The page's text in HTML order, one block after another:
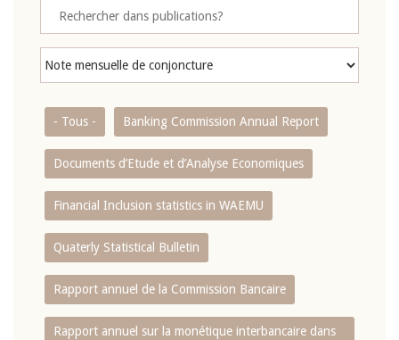
- Tous - Banking Commission Annual Report
Documents d’Etude et d’Analyse Economiques
Financial Inclusion statistics in WAEMU
Quaterly Statistical Bulletin
Rapport annuel de la Commission Bancaire
Rapport annuel sur la monétique interbancaire dans